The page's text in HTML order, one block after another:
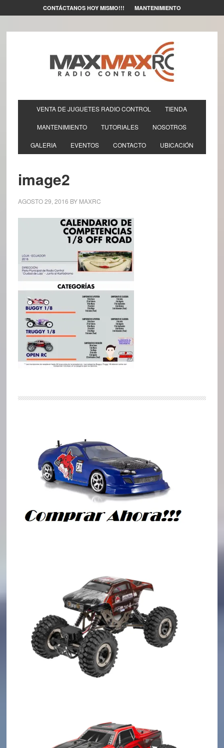
CONTÁCTANOS HOY MISMO!!! MANTENIMIENTO
VENTA DE JUGUETES RADIO CONTROL TIENDA
MANTENIMIENTO TUTORIALES NOSOTROS
GALERIA EVENTOS CONTACTO UBICACIÓN
image2
AGOSTO 29, 2016 BY MAXRC